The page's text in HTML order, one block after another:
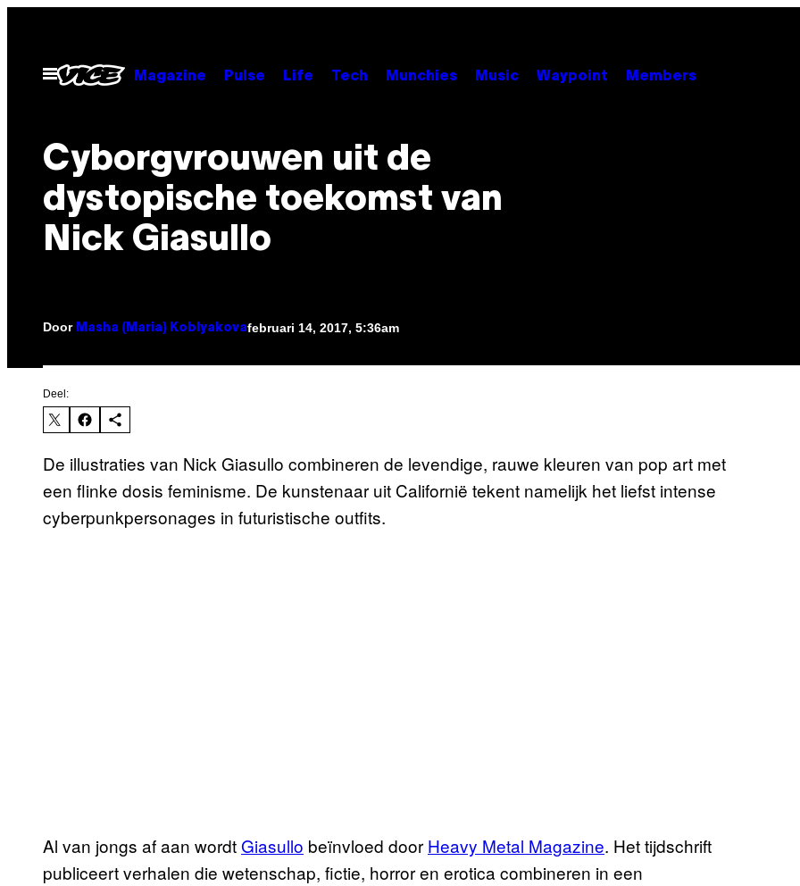
Open
menu
Magazine Pulse Life Tech Munchies Music Waypoint Members
Cyborgvrouwen uit de
dystopische toekomst van
Nick Giasullo
Door Masha (Maria) Koblyakovafebruari 14, 2017, 5:36am
Deel:
De illustraties van Nick Giasullo combineren de levendige, rauwe kleuren van pop art met
een flinke dosis feminisme. De kunstenaar uit Californië tekent namelijk het liefst intense
cyberpunkpersonages in futuristische outfits.
Al van jongs af aan wordt Giasullo beïnvloed door Heavy Metal Magazine. Het tijdschrift
publiceert verhalen die wetenschap, fictie, horror en erotica combineren in een